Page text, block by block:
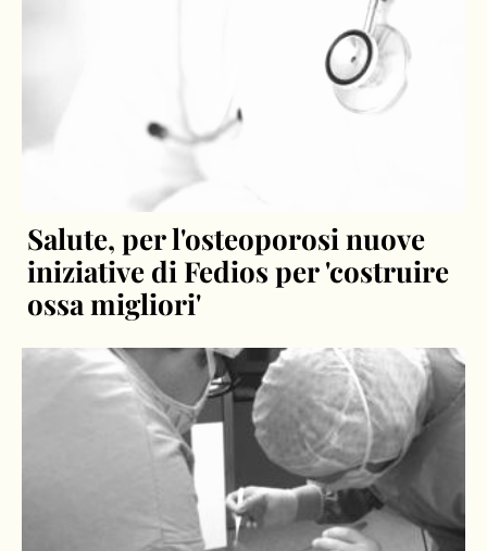
Salute, per l'osteoporosi nuove
iniziative di Fedios per 'costruire
ossa migliori'